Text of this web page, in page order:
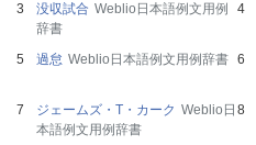
没収試合 Weblio日本語例文用例
辞書
過怠 Weblio日本語例文用例辞書
ジェームズ・T・カーク Weblio日
本語例文用例辞書